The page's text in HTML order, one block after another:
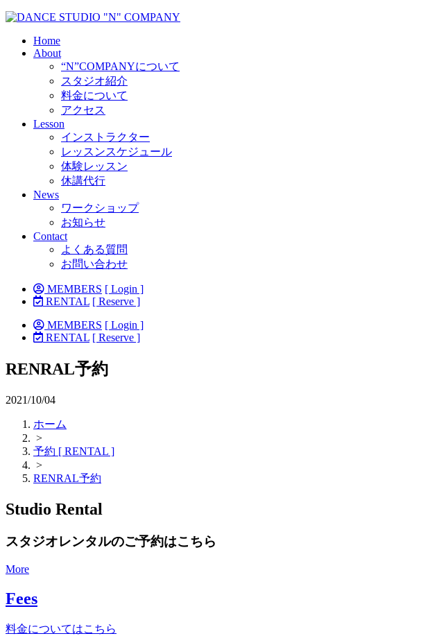
Home
About
“N”COMPANYについて
スタジオ紹介
料金について
アクセス
Lesson
インストラクター
レッスンスケジュール
体験レッスン
休講代行
News
ワークショップ
お知らせ
Contact
よくある質問
お問い合わせ
MEMBERS [ Login ]
RENTAL [ Reserve ]
MEMBERS [ Login ]
RENTAL [ Reserve ]
RENRAL予約
2021/10/04
ホーム
>
予約 [ RENTAL ]
>
RENRAL予約
Studio Rental
スタジオレンタルのご予約はこちら
More
Fees
料金についてはこちら